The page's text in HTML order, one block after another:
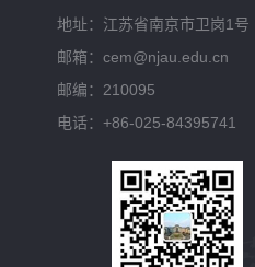
地址：江苏省南京市卫岗1号
邮箱：cem@njau.edu.cn
邮编：210095
电话：+86-025-84395741